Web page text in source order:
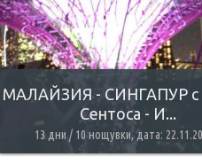
МАЛАЙЗИЯ - СИНГАПУР с
Сентоса - И...
13 дни / 10 нощувки, дата: